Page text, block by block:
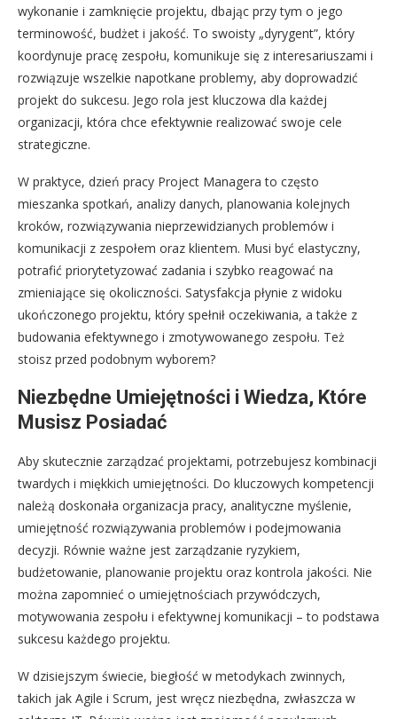
wykonanie i zamknięcie projektu, dbając przy tym o jego
terminowość, budżet i jakość. To swoisty „dyrygent”, który
koordynuje pracę zespołu, komunikuje się z interesariuszami i
rozwiązuje wszelkie napotkane problemy, aby doprowadzić
projekt do sukcesu. Jego rola jest kluczowa dla każdej
organizacji, która chce efektywnie realizować swoje cele
strategiczne.
W praktyce, dzień pracy Project Managera to często
mieszanka spotkań, analizy danych, planowania kolejnych
kroków, rozwiązywania nieprzewidzianych problemów i
komunikacji z zespołem oraz klientem. Musi być elastyczny,
potrafić priorytetyzować zadania i szybko reagować na
zmieniające się okoliczności. Satysfakcja płynie z widoku
ukończonego projektu, który spełnił oczekiwania, a także z
budowania efektywnego i zmotywowanego zespołu. Też
stoisz przed podobnym wyborem?
Niezbędne Umiejętności i Wiedza, Które
Musisz Posiadać
Aby skutecznie zarządzać projektami, potrzebujesz kombinacji
twardych i miękkich umiejętności. Do kluczowych kompetencji
należą doskonała organizacja pracy, analityczne myślenie,
umiejętność rozwiązywania problemów i podejmowania
decyzji. Równie ważne jest zarządzanie ryzykiem,
budżetowanie, planowanie projektu oraz kontrola jakości. Nie
można zapomnieć o umiejętnościach przywódczych,
motywowania zespołu i efektywnej komunikacji – to podstawa
sukcesu każdego projektu.
W dzisiejszym świecie, biegłość w metodykach zwinnych,
takich jak Agile i Scrum, jest wręcz niezbędna, zwłaszcza w